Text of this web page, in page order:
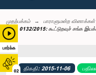
பார்க்க
02
முதற்பக்கம்
பாராளுமன்ற வினாக்கள்
0132/2015: கூட்டுறவுச் சங்க
திகதி: 2015-11-06